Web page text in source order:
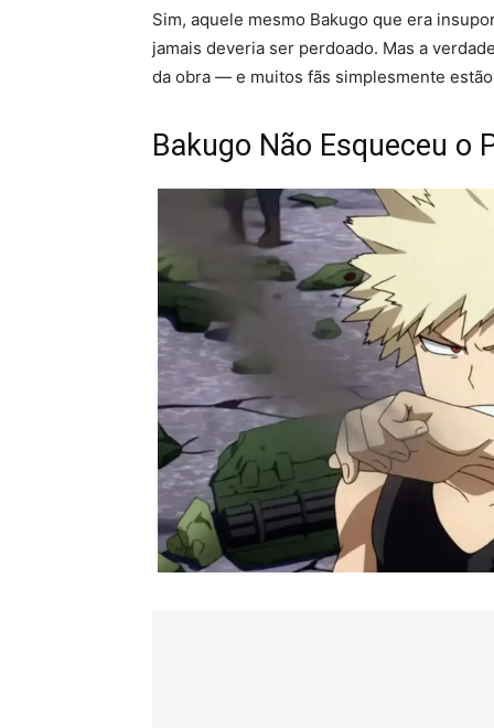
Sim, aquele mesmo Bakugo que era
jamais deveria ser perdoado. Mas a
da obra — e muitos fãs simplesmente
Bakugo Não Esqueceu o